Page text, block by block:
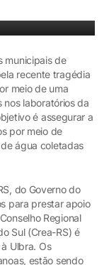
municipais de
recente tragédia
meio de uma
nos laboratórios da
é assegurar a
por meio de
água coletadas
do Governo do
para prestar apoio
Regional
Sul (Crea-RS) é
Ulbra. Os
estão sendo